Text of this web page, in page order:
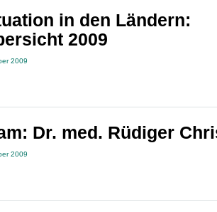
in den Ländern:
2009
2009
Dr. med. Rüdiger
2009